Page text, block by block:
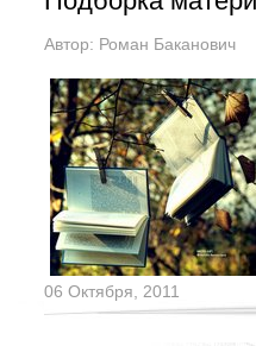
Автор: Роман Баканович
06 Октября, 2011